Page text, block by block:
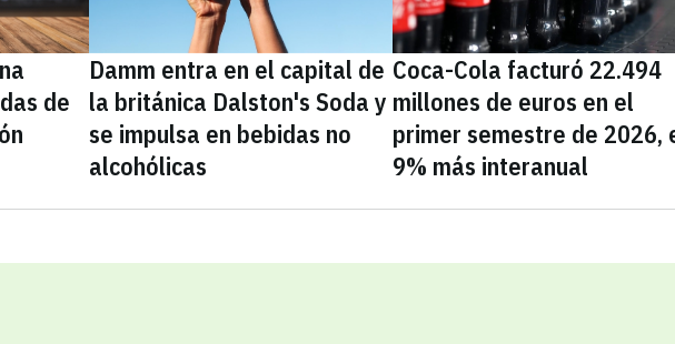
de
Damm entra en el capital de
la británica Dalston's Soda y
se impulsa en bebidas no
alcohólicas
Coca-Cola facturó 22.494
millones de euros en el
primer semestre de 2026,
9% más interanual